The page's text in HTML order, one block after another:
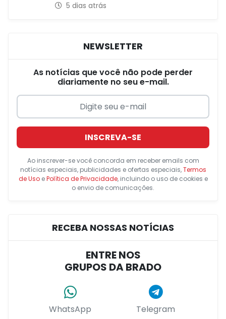
5 dias atrás
NEWSLETTER
As notícias que você não pode perder
diariamente no seu e-mail.
INSCREVA-SE
Ao inscrever-se você concorda em receber emails com
notícias especiais, publicidades e ofertas especiais,Termos
de UsoePolítica de Privacidade, incluindo o uso de cookies e
o envio de comunicações.
RECEBA NOSSAS NOTÍCIAS
ENTRE NOS
GRUPOS DA BRADO
WhatsApp Telegram